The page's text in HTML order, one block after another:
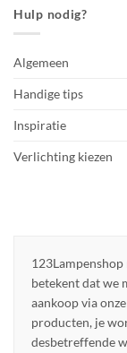
Hulp nodig?
Algemeen
Handige tips
Inspiratie
Verlichting kiezen
betekent dat we
aankoop via
producten, je
desbetreffende